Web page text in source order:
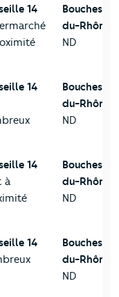
14
Bouches-
du-Rhône
ND
14
Bouches-
du-Rhône
ND
14
à
Bouches-
du-Rhône
ND
14
Bouches-
du-Rhône
ND